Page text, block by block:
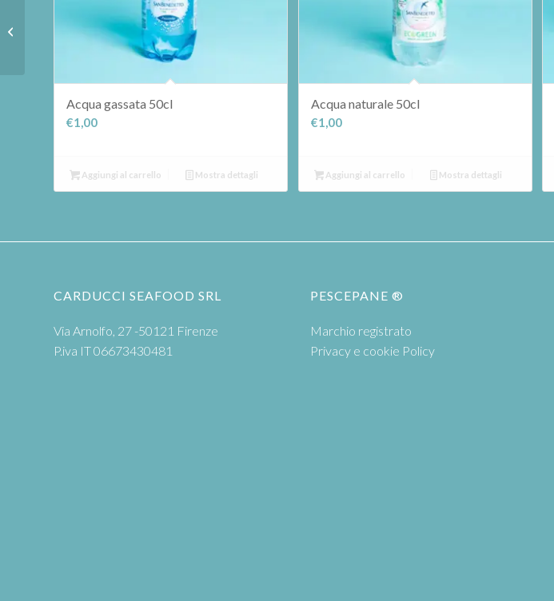
Acqua gassata 50cl
€1,00
Aggiungi al carrello Mostra dettagli
Acqua naturale 50cl
€1,00
Aggiungi al carrello Mostra dettagli
CARDUCCI SEAFOOD SRL
Via Arnolfo, 27 -50121 Firenze
P.iva IT 06673430481
PESCEPANE ®
Marchio registrato
Privacy e cookie Policy
Loggia prosecco
valdobbiadene